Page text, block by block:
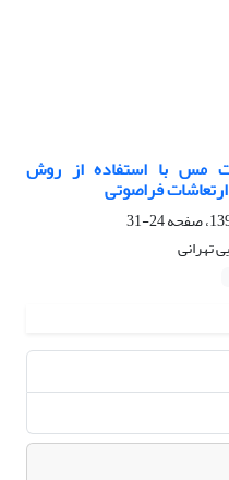
مس با استفاده از روش
فراصوتی
24-31
تهرانی